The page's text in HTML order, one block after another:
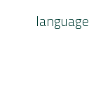
language